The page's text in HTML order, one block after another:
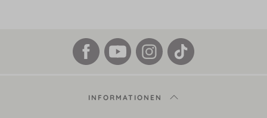
INFORMATIONEN